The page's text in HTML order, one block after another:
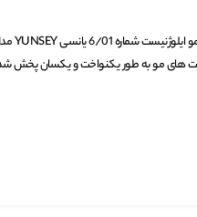
های مو به طور یکنواخت و یکسان پخش